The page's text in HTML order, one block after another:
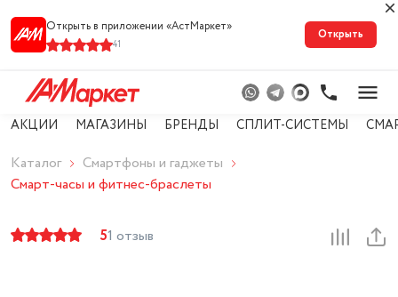
Открыть в приложении «АстМарке‪т‬»
41
Открыть
АКЦИИ МАГАЗИНЫ БРЕНДЫ СПЛИТ-СИСТЕМЫ
Каталог
Смартфоны и гаджеты
Смарт-часы и фитнес-браслеты
51 отзыв